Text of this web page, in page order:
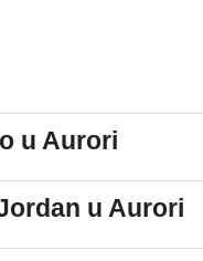
u Aurori
u Aurori